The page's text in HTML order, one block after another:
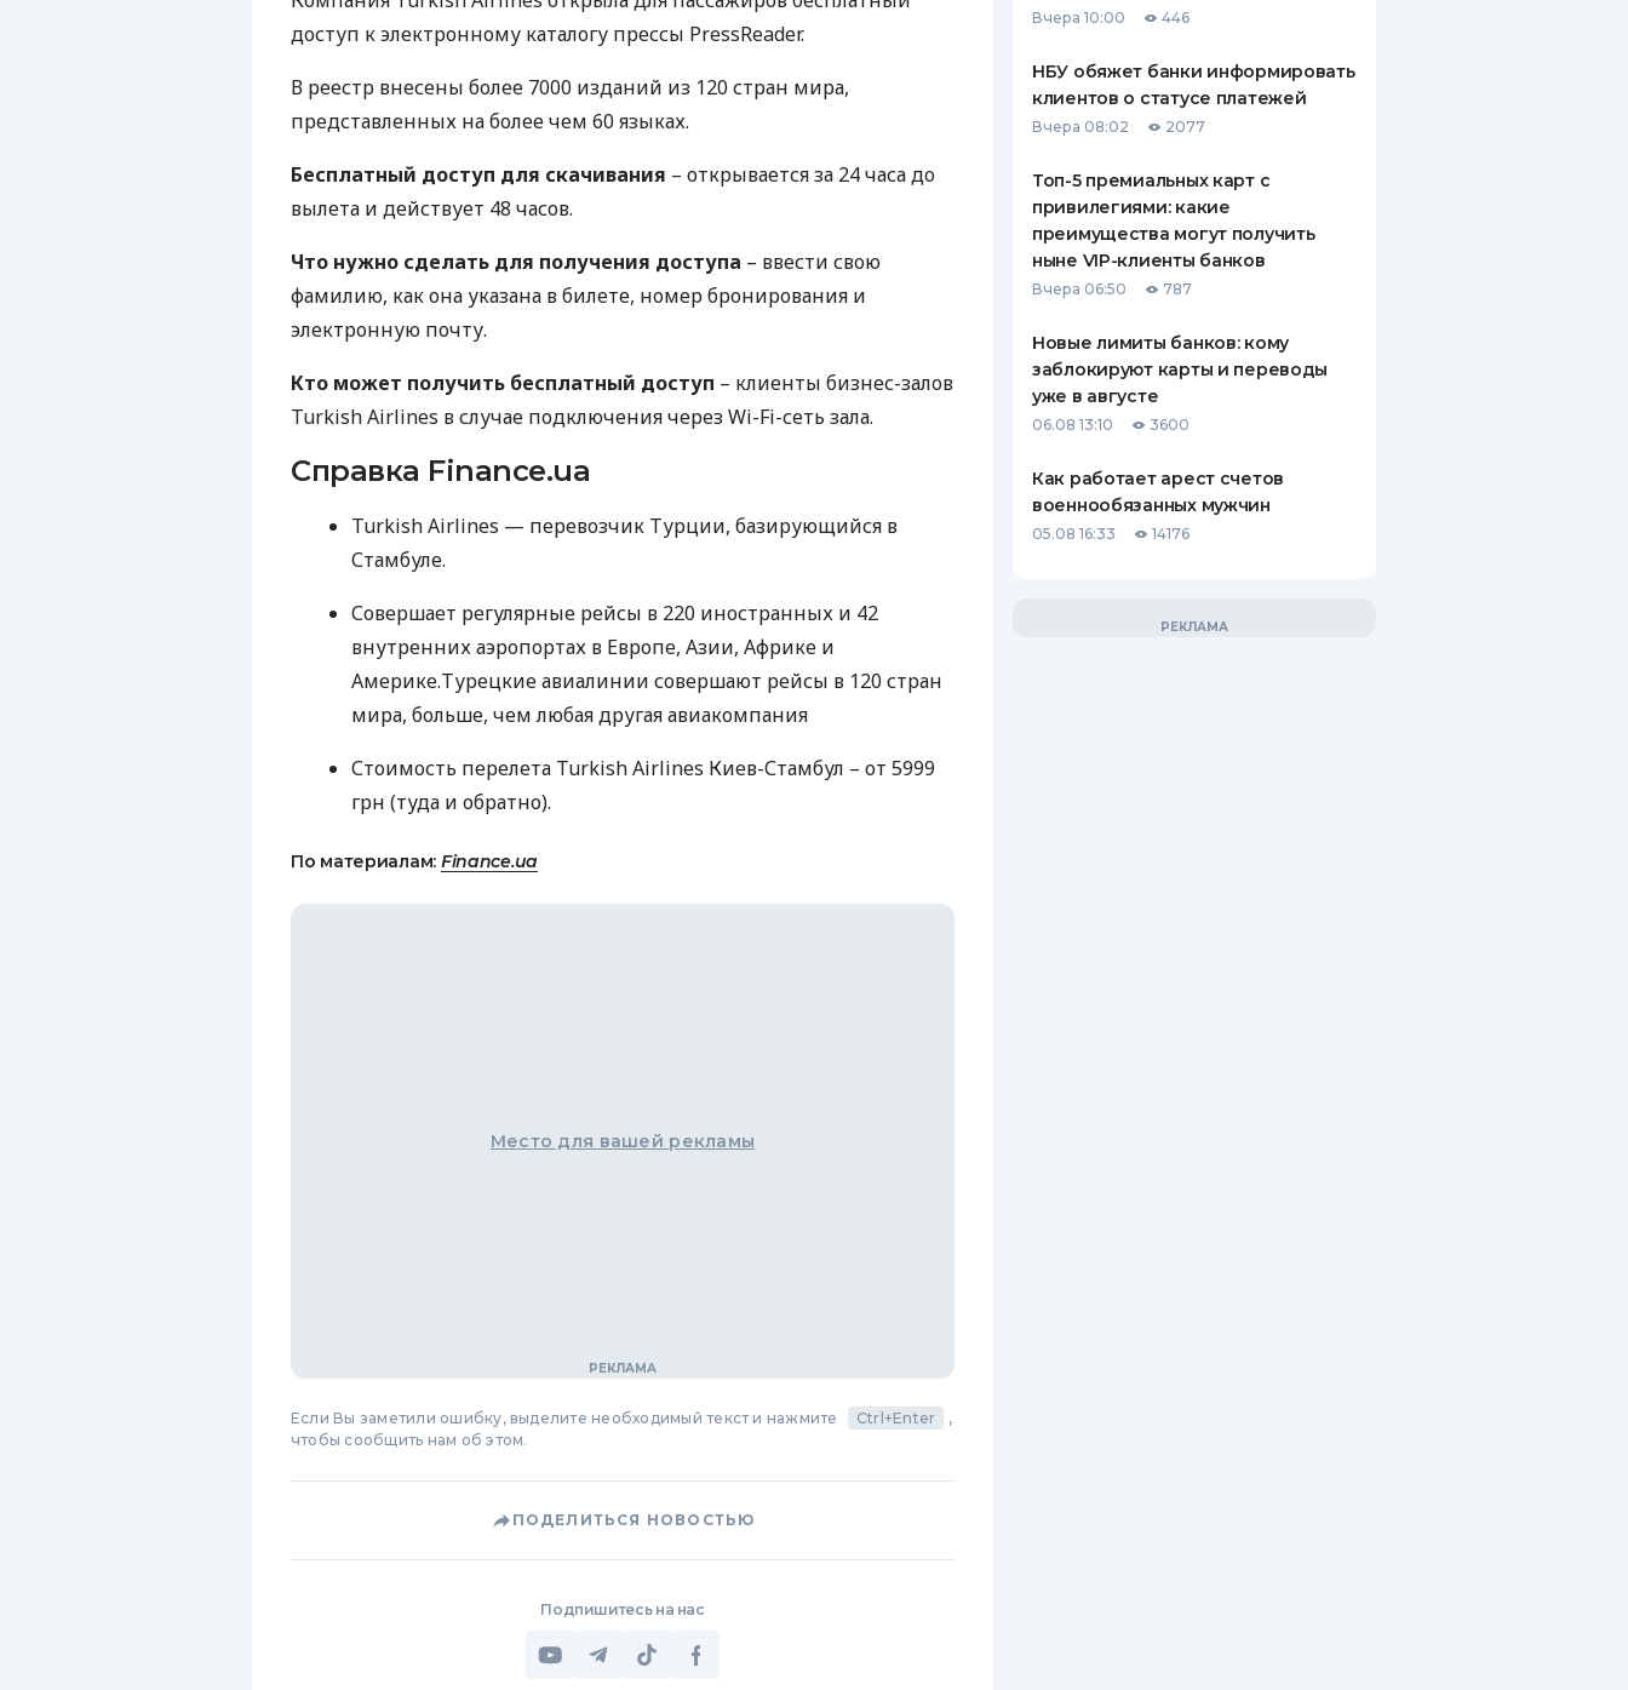
СТРАХОВАНИЮ
ВСЕ СТРАХОВЫЕ ПОЛИСЫ
ОТЗЫВЫ О СТРАХОВЫХ
КОМПАНИЯХ
доступ к электронному каталогу прессы PressReader.
В реестр внесены более 7000 изданий из 120 стран мира,
представленных на более чем 60 языках.
Бесплатный доступ для скачивания – открывается за 24 часа до
вылета и действует 48 часов.
Что нужно сделать для получения доступа – ввести свою
фамилию, как она указана в билете, номер бронирования и
электронную почту.
Кто может получить бесплатный доступ – клиенты бизнес-залов
Turkish Airlines в случае подключения через Wi-Fi-сеть зала.
Справка Finance.ua
Turkish Airlines — перевозчик Турции, базирующийся в
Стамбуле.
Совершает регулярные рейсы в 220 иностранных и 42
внутренних аэропортах в Европе, Азии, Африке и
Америке.Турецкие авиалинии совершают рейсы в 120 стран
мира, больше, чем любая другая авиакомпания
Стоимость перелета Turkish Airlines Киев-Стамбул – от 5999
грн (туда и обратно).
По материалам: Finance.ua
Место для вашей рекламы
Если Вы заметили ошибку, выделите необходимый текст и нажмите Ctrl+Enter
,
чтобы сообщить нам об этом.
ПОДЕЛИТЬСЯ НОВОСТЬЮ
Подпишитесь на нас
Вчера 10:00 446
НБУ обяжет банки информировать
клиентов о статусе платежей
Вчера 08:02 2077
Топ-5 премиальных карт с
привилегиями: какие
преимущества могут получить
ныне VIP-клиенты банков
Вчера 06:50 787
Новые лимиты банков: кому
заблокируют карты и переводы
уже в августе
06.08 13:10 3600
Как работает арест счетов
военнообязанных мужчин
05.08 16:33 14176